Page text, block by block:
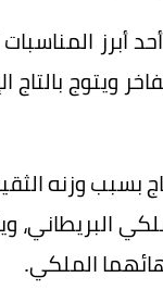
أبرز
ويتوج
بسبب وزنه
الملكي.